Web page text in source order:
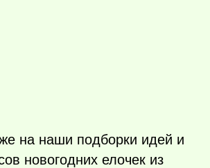
на наши подборки идей и
новогодних елочек из